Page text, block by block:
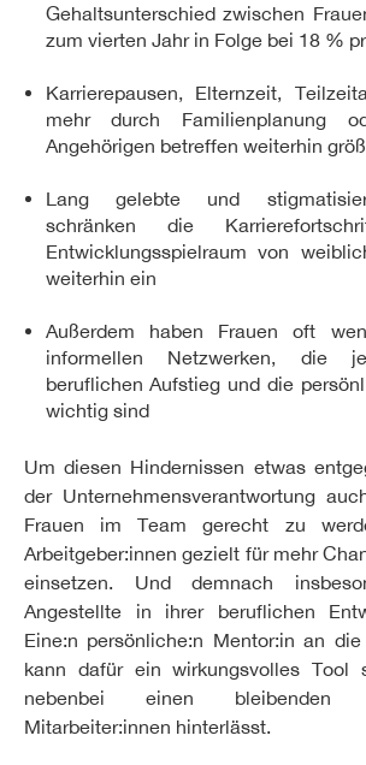
Gehaltsunterschied zwischen
zum vierten Jahr in Folge bei 18 %
Karrierepausen, Elternzeit,
mehr durch Familienplanung
Angehörigen betreffen weiterhin
Lang gelebte und
schränken die
Entwicklungsspielraum von
weiterhin ein
Außerdem haben Frauen oft
informellen Netzwerken, die
beruflichen Aufstieg und die
wichtig sind
Um diesen Hindernissen etwas
der Unternehmensverantwortung
Frauen im Team gerecht zu
Arbeitgeber:innen gezielt für mehr
einsetzen. Und demnach
Angestellte in ihrer beruflichen
Eine:n persönliche:n Mentor:in an
kann dafür ein wirkungsvolles Tool
nebenbei einen bleibenden
Mitarbeiter:innen hinterlässt.